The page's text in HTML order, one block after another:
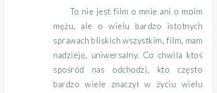
To nie jest film o mnie ani o moim
mężu, ale o wielu bardzo istotnych
sprawach bliskich wszystkim, film, mam
nadzieję, uniwersalny. Co chwila ktoś
spośród nas odchodzi, kto często
bardzo wiele znaczył w życiu wielu